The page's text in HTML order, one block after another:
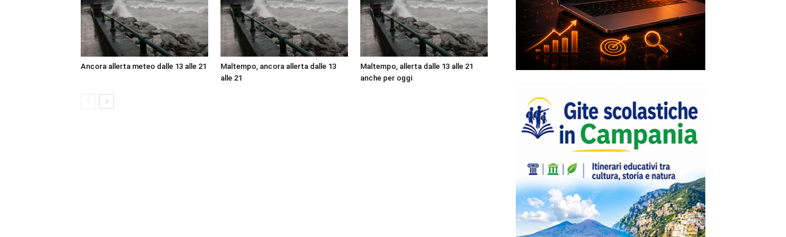
Ancora allerta meteo dalle 13 alle 21
Maltempo, ancora allerta dalle 13
alle 21
Maltempo, allerta dalle 13 alle 21
anche per oggi